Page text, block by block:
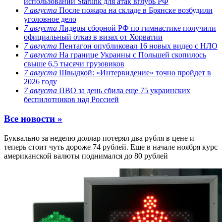
7 августа После пожара на складе в Брянске возбудили
уголовное дело
7 августа Лидеры сборной РФ по гимнастике получили
официальный отказ в визах от Хорватии
7 августа Пентагон опубликовал 16 новых видео с НЛО
7 августа На границе Украины с Польшей скопилось
свыше 6,5 тысячи грузовиков
7 августа Швыдкой: «Интервидение» точно пройдет в
2026 году
7 августа ПВО за день сбила еще 75 украинских
беспилотников над Россией
Все новости »
Буквально за неделю доллар потерял два рубля в цене и
теперь стоит чуть дороже 74 рублей. Еще в начале ноября курс
американской валюты поднимался до 80 рублей